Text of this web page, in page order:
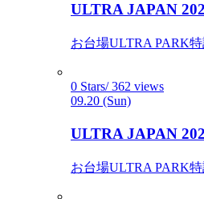
ULTRA JAPAN
お台場ULTRA PARK
0 Stars/ 362 views
09.20 (Sun)
ULTRA JAPAN
お台場ULTRA PARK